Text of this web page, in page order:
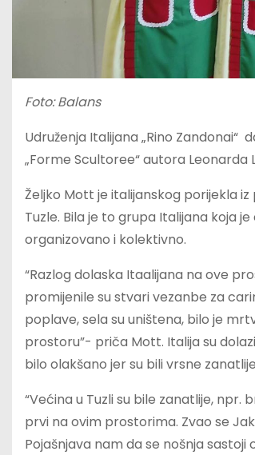
Foto: Balans
Udruženja Italijana „Rino Zandonai“
„Forme Scultoree“ autora
Željko Mott je italijanskog porijekla
Tuzle. Bila je to grupa Italijana koja
organizovano i kolektivno.
“Razlog dolaska Itaalijana na ove
promijenile su stvari vezanbe za
poplave, sela su uništena, bilo je
prostoru”- priča Mott. Italija su
bilo olakšano jer su bili vrsne
“Većina u Tuzli su bile zanatlije,
prvi na ovim prostorima. Zvao se
Pojašnjava nam da se nošnja